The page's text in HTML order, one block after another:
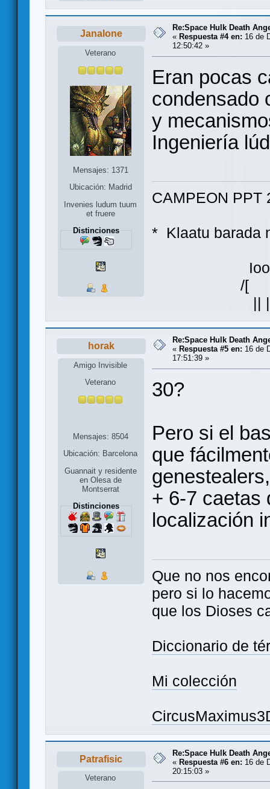
Janalone
Veterano
Mensajes: 1371
Ubicación: Madrid
Invenies ludum tuum
et fruere
Distinciones
Re:Space Hulk Death
« Respuesta #4 en: 16 de
12:50:42 »
Eran pocas
condensado
y
Ingeniería
CAMPEON PPT
* Klaatu
/[ ]\
horak
Amigo Invisible
Veterano
Mensajes: 8504
Ubicación: Barcelona
Guannait y residente
en Olesa de
Montserrat
Distinciones
Re:Space Hulk Death
« Respuesta #5 en: 16 de
17:51:39 »
30?
Pero si el
que
+ 6-7 caetas
localización
Que no nos
pero si lo
que los Dioses
Diccionario de
Mi colección
Patrafisic
Veterano
Re:Space Hulk Death
« Respuesta #6 en: 16 de
20:15:03 »